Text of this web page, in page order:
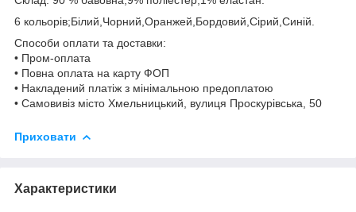
6 кольорів;Білий,Чорний,Оранжей,Бордовий,Cірий,Cиній.
Способи оплати та доставки:
• Пром-оплата
• Повна оплата на карту ФОП
• Накладений платіж з мінімальною предоплатою
• Самовивіз місто Хмельницький, вулиця Проскурівська, 50
Приховати
Характеристики